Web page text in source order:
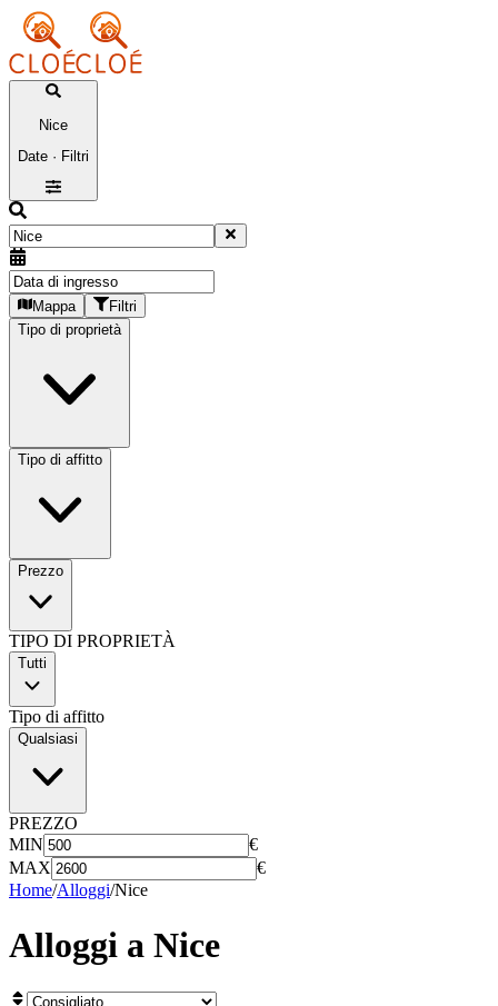
Nice
Date · Filtri
Mappa
Filtri
Tipo di proprietà
Tipo di affitto
Prezzo
TIPO DI PROPRIETÀ
Tutti
Tipo di affitto
Qualsiasi
PREZZO
MIN
€
MAX
€
Home/Alloggi/Nice
Alloggi a Nice